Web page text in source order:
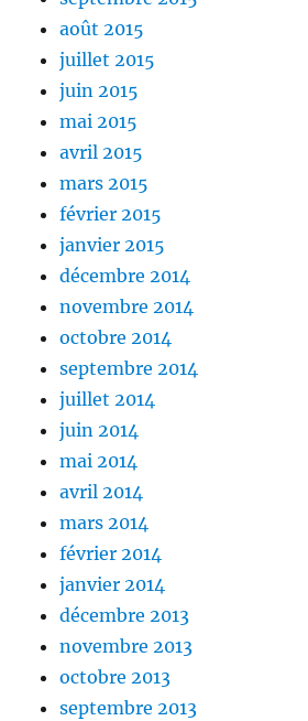
août 2015
juillet 2015
juin 2015
mai 2015
avril 2015
mars 2015
février 2015
janvier 2015
décembre 2014
novembre 2014
octobre 2014
septembre 2014
juillet 2014
juin 2014
mai 2014
avril 2014
mars 2014
février 2014
janvier 2014
décembre 2013
novembre 2013
octobre 2013
septembre 2013